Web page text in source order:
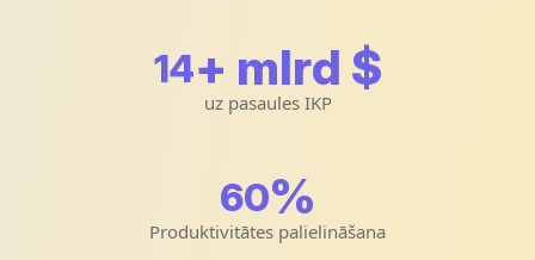
15+ mlrd $
uz pasaules IKP
64%
Produktivitātes palielināšana